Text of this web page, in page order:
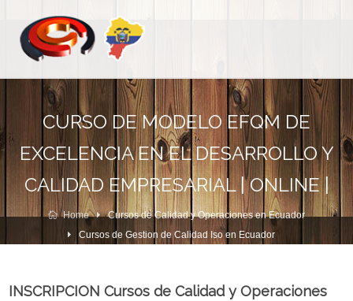
CURSO DE MODELO EFQM DE
EXCELENCIA EN EL DESARROLLO Y
CALIDAD EMPRESARIAL | ONLINE |
Home
Cursos de Calidad y Operaciones en Ecuador
Cursos de Gestion de Calidad Iso en Ecuador
INSCRIPCION Cursos de Calidad y Operaciones